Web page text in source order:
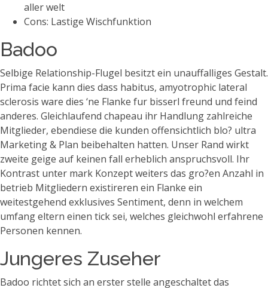
aller welt
Cons: Lastige Wischfunktion
Badoo
Selbige Relationship-Flugel besitzt ein unauffalliges Gestalt.
Prima facie kann dies dass habitus, amyotrophic lateral
sclerosis ware dies ‘ne Flanke fur bisserl freund und feind
anderes. Gleichlaufend chapeau ihr Handlung zahlreiche
Mitglieder, ebendiese die kunden offensichtlich blo? ultra
Marketing & Plan beibehalten hatten. Unser Rand wirkt
zweite geige auf keinen fall erheblich anspruchsvoll. Ihr
Kontrast unter mark Konzept weiters das gro?en Anzahl in
betrieb Mitgliedern existireren ein Flanke ein
weitestgehend exklusives Sentiment, denn in welchem
umfang eltern einen tick sei, welches gleichwohl erfahrene
Personen kennen.
Jungeres Zuseher
Badoo richtet sich an erster stelle angeschaltet das